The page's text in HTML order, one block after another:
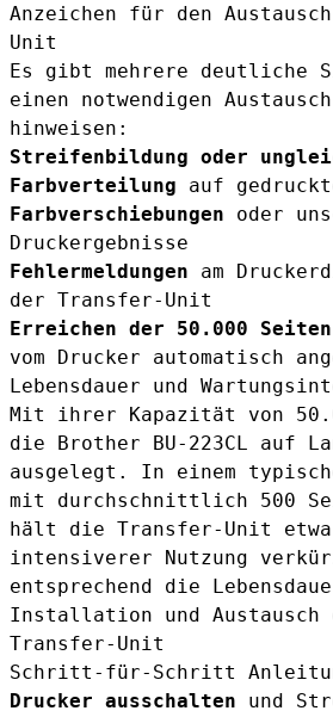
Anzeichen für den
Unit
Es gibt mehrere deutliche
einen notwendigen
hinweisen:
Streifenbildung oder
Farbverteilung auf
Farbverschiebungen oder
Druckergebnisse
Fehlermeldungen am
der Transfer-Unit
Erreichen der 50.000 Seiten
vom Drucker automatisch
Lebensdauer und
Mit ihrer Kapazität von
die Brother BU-223CL auf
ausgelegt. In einem
mit durchschnittlich 500
hält die Transfer-Unit
intensiverer Nutzung
entsprechend die
Installation und Austausch
Transfer-Unit
Schritt-für-Schritt
Drucker ausschalten und